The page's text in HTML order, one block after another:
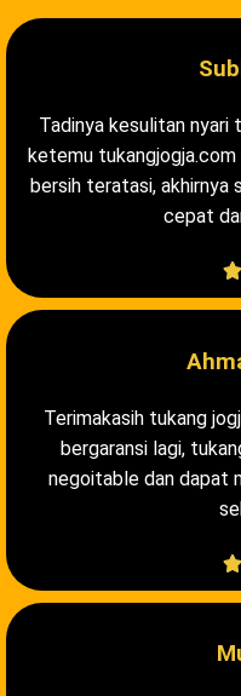
Tadinya kesulitan nyari
ketemu
bersih teratasi, akhirnya
cepat

Terimakasih tukang
bergaransi lagi,
negoitable dan dapat
